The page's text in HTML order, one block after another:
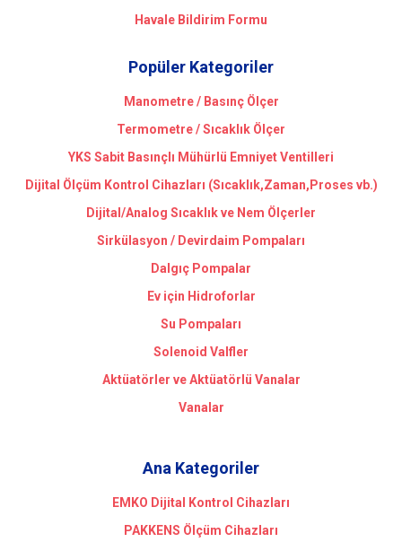
Havale Bildirim Formu
Popüler Kategoriler
Manometre / Basınç Ölçer
Termometre / Sıcaklık Ölçer
YKS Sabit Basınçlı Mühürlü Emniyet Ventilleri
Dijital Ölçüm Kontrol Cihazları (Sıcaklık,Zaman,Proses vb.)
Dijital/Analog Sıcaklık ve Nem Ölçerler
Sirkülasyon / Devirdaim Pompaları
Dalgıç Pompalar
Ev için Hidroforlar
Su Pompaları
Solenoid Valfler
Aktüatörler ve Aktüatörlü Vanalar
Vanalar
Ana Kategoriler
EMKO Dijital Kontrol Cihazları
PAKKENS Ölçüm Cihazları